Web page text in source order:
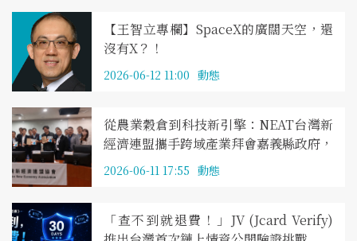
【王智立專欄】SpaceX的廣闊天空，還
沒有X？！
2026-06-12 11:00 動態
從農業穀倉到科技新引擎：NEAT台灣新
經濟連盟攜手跨域產業拜會嘉義縣政府，
AI與機器人應用合作啟動
2026-06-11 17:55 動態
「查不到就退費！」JV (Jcard Verify)